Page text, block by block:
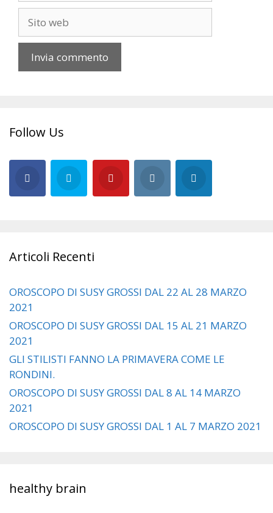
web
Follow Us
Articoli Recenti
OROSCOPO DI SUSY GROSSI DAL 22 AL 28 MARZO
2021
OROSCOPO DI SUSY GROSSI DAL 15 AL 21 MARZO
2021
GLI STILISTI FANNO LA PRIMAVERA COME LE
RONDINI.
OROSCOPO DI SUSY GROSSI DAL 8 AL 14 MARZO
2021
OROSCOPO DI SUSY GROSSI DAL 1 AL 7 MARZO 2021
healthy brain